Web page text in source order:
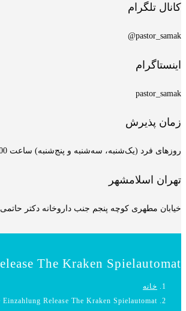
کانال تلگرام
pastor_samak@
اینستاگرام
pastor_samak
زمان پذیرش
روزهای فرد (یک‌شنبه، سه‌شنبه و پنج‌شنبه) ساعت 15:00 الی 20:00
تهران اسلامشهر
خیابان مطهری کوچه پنجم جنب داروخانه دکتر
The Kraken Spielautomat
خانه
Release The Kraken Spielautomat